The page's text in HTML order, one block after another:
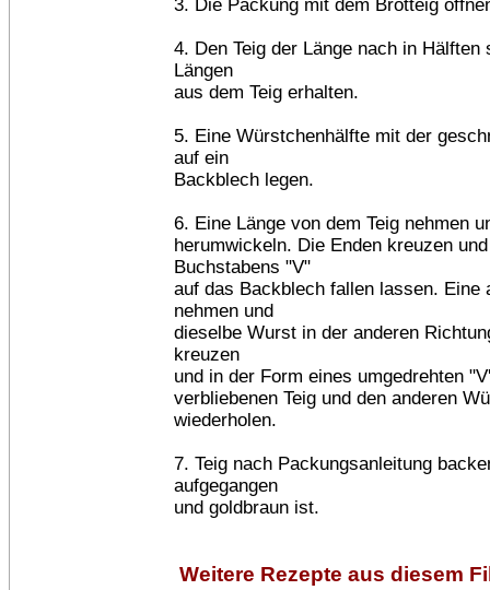
3. Die Packung mit dem Brotteig
4. Den Teig der Länge nach in
Längen
aus dem Teig erhalten.
5. Eine Würstchenhälfte mit der
auf ein
Backblech legen.
6. Eine Länge von dem Teig nehmen
herumwickeln. Die Enden kreuzen
Buchstabens "V"
auf das Backblech fallen lassen. Eine
nehmen und
dieselbe Wurst in der anderen
kreuzen
und in der Form eines umgedrehten
verbliebenen Teig und den anderen
wiederholen.
7. Teig nach Packungsanleitung
aufgegangen
und goldbraun ist.
Weitere Rezepte aus diesem